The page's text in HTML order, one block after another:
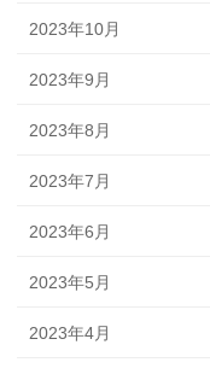
2023年10月
2023年9月
2023年8月
2023年7月
2023年6月
2023年5月
2023年4月